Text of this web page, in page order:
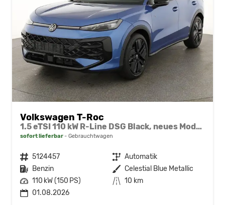
Volkswagen T-Roc
1.5 eTSI 110 kW R-Line DSG Black, neues Modell, 19-Zoll, Winter, sofort
sofort lieferbar Gebrauchtwagen
Fahrzeugnr. 5124457 Getriebe Automatik
Kraftstoff Benzin Außenfarbe Celestial Blue Metallic
Leistung 110 kW (150 PS) Kilometerstand 10 km
01.08.2026